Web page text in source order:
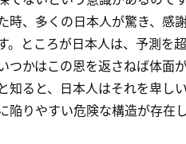
、多くの日本人が驚き、感
。ところが日本人は、予測を
つかはこの恩を返さねば体面
知ると、日本人はそれを卑し
りやすい危険な構造が存在